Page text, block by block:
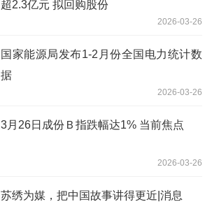
超2.3亿元 拟回购股份
2026-03-26
国家能源局发布1-2月份全国电力统计数
据
2026-03-26
3月26日成份Ｂ指跌幅达1% 当前焦点
2026-03-26
苏绣为媒，把中国故事讲得更近|消息